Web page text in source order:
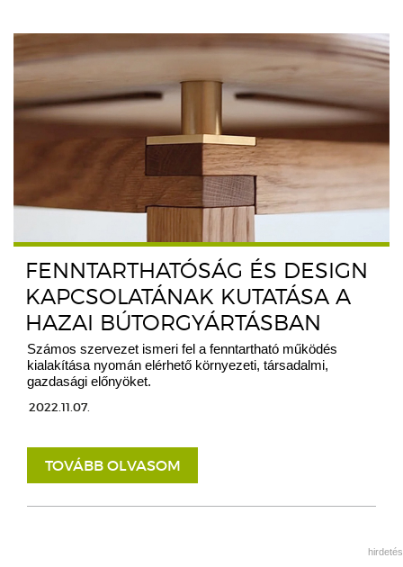
FENNTARTHATÓSÁG ÉS DESIGN
KAPCSOLATÁNAK KUTATÁSA A
HAZAI BÚTORGYÁRTÁSBAN
Számos szervezet ismeri fel a fenntartható működés
kialakítása nyomán elérhető környezeti, társadalmi,
gazdasági előnyöket.
2022.11.07.
TOVÁBB OLVASOM
hirdetés